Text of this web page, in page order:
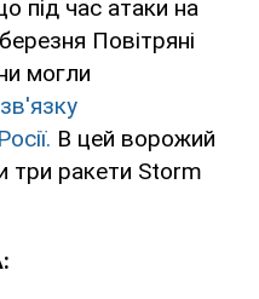
під час атаки на
Повітряні
могли
В цей ворожий
три ракети Storm